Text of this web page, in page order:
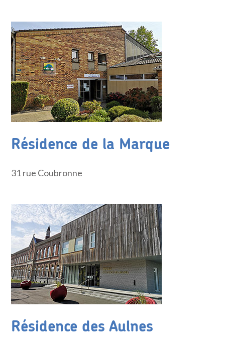
Résidence de la Marque
31 rue Coubronne
Résidence des Aulnes